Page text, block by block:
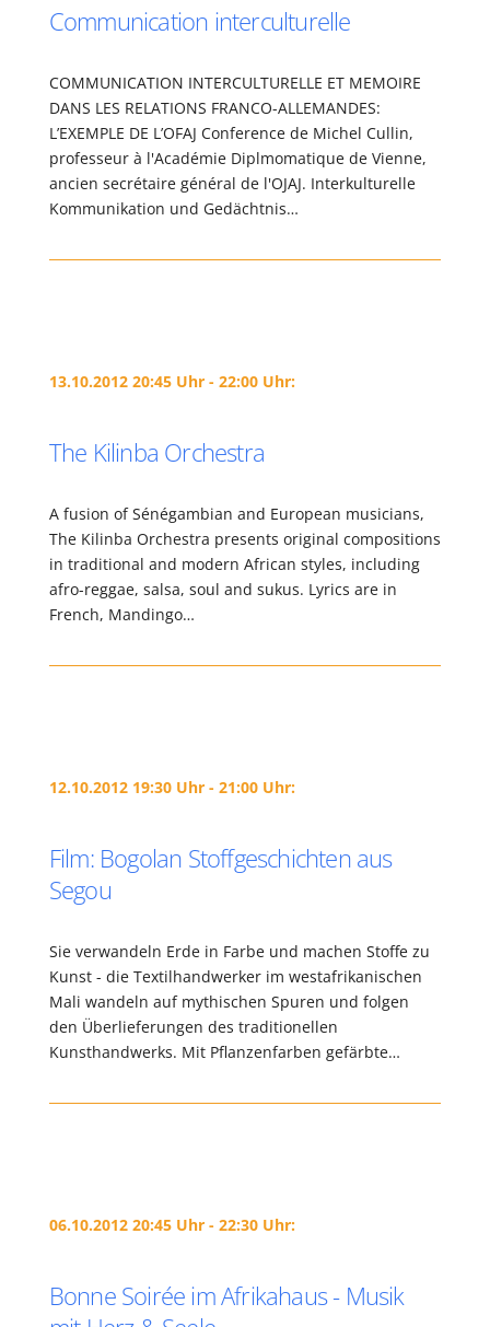
Communication interculturelle
COMMUNICATION INTERCULTURELLE ET MEMOIRE
DANS LES RELATIONS FRANCO-ALLEMANDES:
L’EXEMPLE DE L’OFAJ Conference de Michel Cullin,
professeur à l'Académie Diplmomatique de Vienne,
ancien secrétaire général de l'OJAJ. Interkulturelle
Kommunikation und Gedächtnis…
13.10.2012 20:45 Uhr - 22:00 Uhr:
The Kilinba Orchestra
A fusion of Sénégambian and European musicians,
The Kilinba Orchestra presents original compositions
in traditional and modern African styles, including
afro-reggae, salsa, soul and sukus. Lyrics are in
French, Mandingo…
12.10.2012 19:30 Uhr - 21:00 Uhr:
Film: Bogolan Stoffgeschichten aus
Segou
Sie verwandeln Erde in Farbe und machen Stoffe zu
Kunst - die Textilhandwerker im westafrikanischen
Mali wandeln auf mythischen Spuren und folgen
den Überlieferungen des traditionellen
Kunsthandwerks. Mit Pflanzenfarben gefärbte…
06.10.2012 20:45 Uhr - 22:30 Uhr:
Bonne Soirée im Afrikahaus - Musik